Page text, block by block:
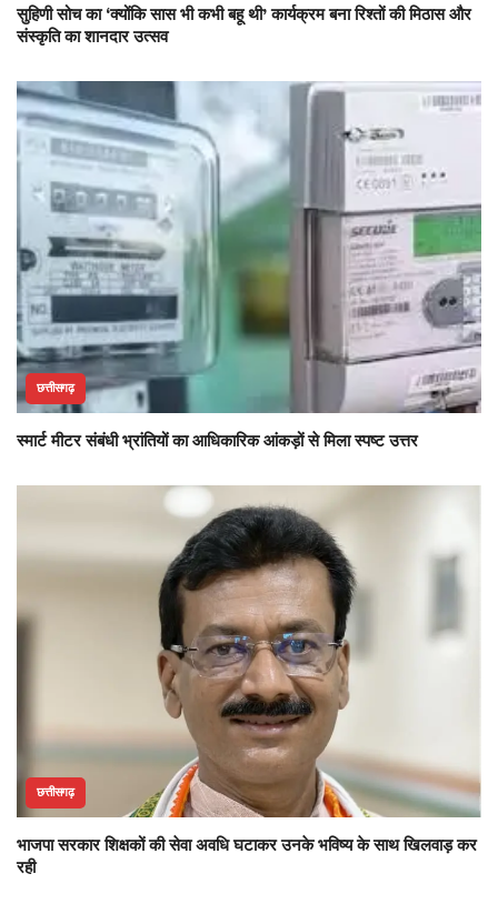
सुहिणी सोच का ‘क्योंकि सास भी कभी बहू थी’ कार्यक्रम बना रिश्तों की मिठास और
संस्कृति का शानदार उत्सव
छत्तीसगढ़
स्मार्ट मीटर संबंधी भ्रांतियों का आधिकारिक आंकड़ों से मिला स्पष्ट उत्तर
छत्तीसगढ़
भाजपा सरकार शिक्षकों की सेवा अवधि घटाकर उनके भविष्य के साथ खिलवाड़ कर
रही